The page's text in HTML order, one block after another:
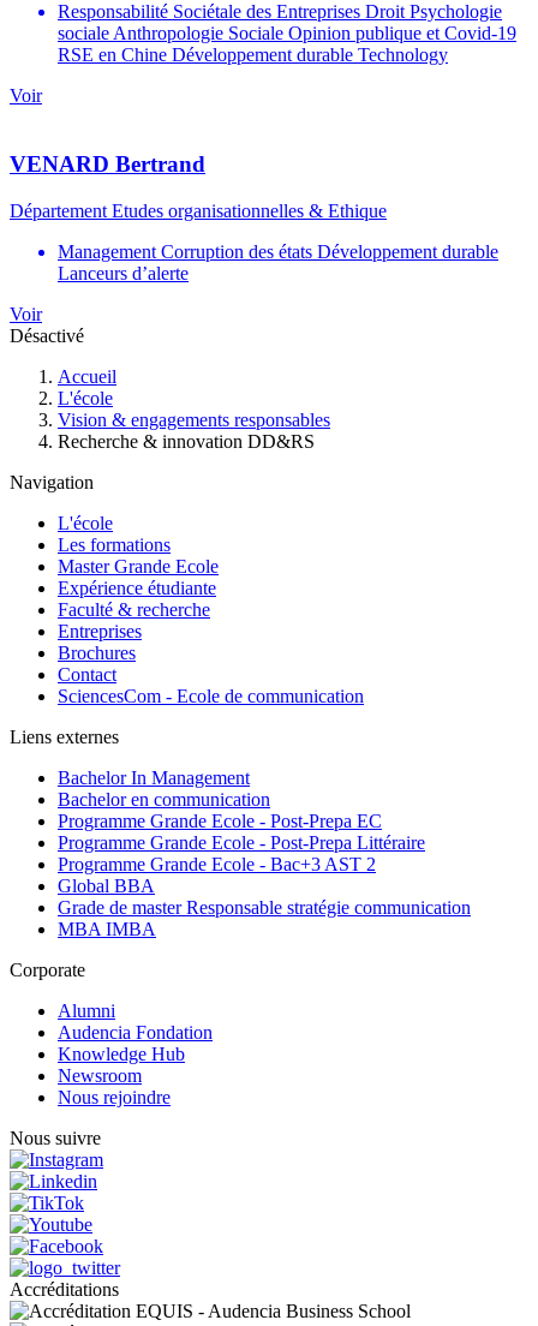
Responsabilité Sociétale des Entreprises Droit Psychologie
sociale Anthropologie Sociale Opinion publique et Covid-19
RSE en Chine Développement durable Technology
Voir
VENARD Bertrand
Département
Département Etudes organisationnelles & Ethique
Management Corruption des états Développement durable
Lanceurs d’alerte
Voir
Désactivé
d'Ariane
Accueil
L'école
Vision & engagements responsables
Recherche & innovation DD&RS
Navigation
L'école
Les formations
Master Grande Ecole
Expérience étudiante
Faculté & recherche
Entreprises
Brochures
Contact
SciencesCom - Ecole de communication
Liens externes
Bachelor In Management
Bachelor en communication
Programme Grande Ecole - Post-Prepa EC
Programme Grande Ecole - Post-Prepa Littéraire
Programme Grande Ecole - Bac+3 AST 2
Global BBA
Grade de master Responsable stratégie communication
MBA IMBA
Corporate
Alumni
Audencia Fondation
Knowledge Hub
Newsroom
Nous rejoindre
Nous suivre
Accréditations